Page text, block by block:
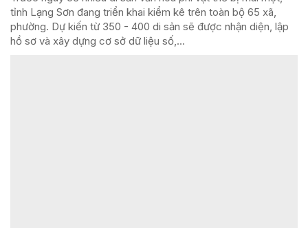
tỉnh Lạng Sơn đang triển khai kiểm kê trên toàn bộ 65 xã,
phường. Dự kiến từ 350 - 400 di sản sẽ được nhận diện, lập
hồ sơ và xây dựng cơ sở dữ liệu số,...